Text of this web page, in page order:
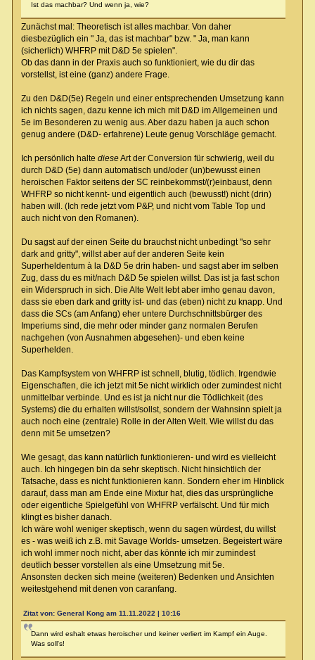
Ist das machbar? Und wenn ja, wie?
Zunächst mal: Theoretisch ist alles machbar. Von daher
diesbezüglich ein " Ja, das ist machbar" bzw. " Ja, man kann
(sicherlich) WHFRP mit D&D 5e spielen".
Ob das dann in der Praxis auch so funktioniert, wie du dir das
vorstellst, ist eine (ganz) andere Frage.
Zu den D&D(5e) Regeln und einer entsprechenden Umsetzung kann
ich nichts sagen, dazu kenne ich mich mit D&D im Allgemeinen und
5e im Besonderen zu wenig aus. Aber dazu haben ja auch schon
genug andere (D&D- erfahrene) Leute genug Vorschläge gemacht.
Ich persönlich halte dieseArt der Conversion für schwierig, weil du
durch D&D (5e) dann automatisch und/oder (un)bewusst einen
heroischen Faktor seitens der SC reinbekommst/(r)einbaust, denn
WHFRP so nicht kennt- und eigentlich auch (bewusst!) nicht (drin)
haben will. (Ich rede jetzt vom P&P, und nicht vom Table Top und
auch nicht von den Romanen).
Du sagst auf der einen Seite du brauchst nicht unbedingt "so sehr
dark and gritty", willst aber auf der anderen Seite kein
Superheldentum à la D&D 5e drin haben- und sagst aber im selben
Zug, dass du es mit/nach D&D 5e spielen willst. Das ist ja fast schon
ein Widerspruch in sich. Die Alte Welt lebt aber imho genau davon,
dass sie eben dark and gritty ist- und das (eben) nicht zu knapp. Und
dass die SCs (am Anfang) eher untere Durchschnittsbürger des
Imperiums sind, die mehr oder minder ganz normalen Berufen
nachgehen (von Ausnahmen abgesehen)- und eben keine
Superhelden.
Das Kampfsystem von WHFRP ist schnell, blutig, tödlich. Irgendwie
Eigenschaften, die ich jetzt mit 5e nicht wirklich oder zumindest nicht
unmittelbar verbinde. Und es ist ja nicht nur die Tödlichkeit (des
Systems) die du erhalten willst/sollst, sondern der Wahnsinn spielt ja
auch noch eine (zentrale) Rolle in der Alten Welt. Wie willst du das
denn mit 5e umsetzen?
Wie gesagt, das kann natürlich funktionieren- und wird es vielleicht
auch. Ich hingegen bin da sehr skeptisch. Nicht hinsichtlich der
Tatsache, dass es nicht funktionieren kann. Sondern eher im Hinblick
darauf, dass man am Ende eine Mixtur hat, dies das ursprüngliche
oder eigentliche Spielgefühl von WHFRP verfälscht. Und für mich
klingt es bisher danach.
Ich wäre wohl weniger skeptisch, wenn du sagen würdest, du willst
es - was weiß ich z.B. mit Savage Worlds- umsetzen. Begeistert wäre
ich wohl immer noch nicht, aber das könnte ich mir zumindest
deutlich besser vorstellen als eine Umsetzung mit 5e.
Ansonsten decken sich meine (weiteren) Bedenken und Ansichten
weitestgehend mit denen von caranfang.
Zitat von: General Kong am 11.11.2022 | 10:16
Dann wird eshalt etwas heroischer und keiner verliert im Kampf ein Auge.
Was soll's!